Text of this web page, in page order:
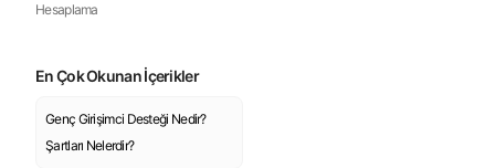
Hesaplama
En Çok Okunan İçerikler
Genç Girişimci Desteği Nedir?
Şartları Nelerdir?